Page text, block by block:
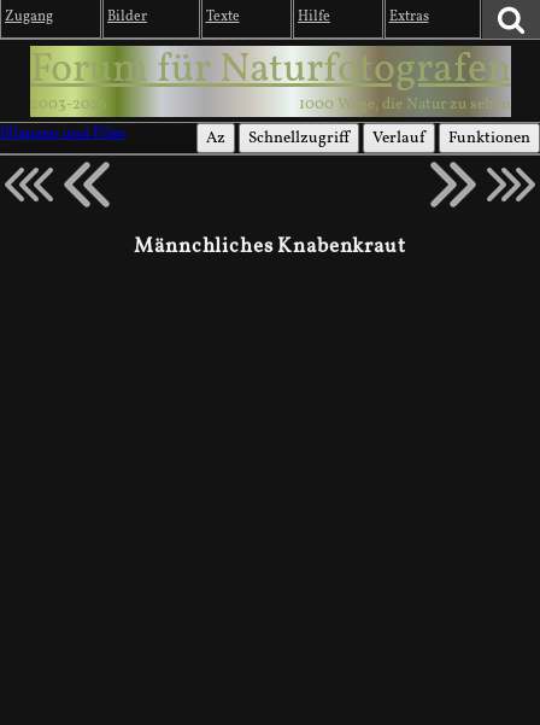
Zugang Bilder Texte Hilfe Extras
Forum für Naturfotografen
2003-2026
1000 Wege, die Natur zu sehen
Pflanzen und Pilze
Az Schnellzugriff Verlauf Funktionen
Männchliches Knabenkraut